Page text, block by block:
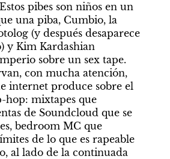
pibes son niños en un
una piba, Cumbio, la
(y después desaparece
y Kim Kardashian
sobre un sex tape.
con mucha atención,
internet produce sobre el
hop: mixtapes que
de Soundcloud que se
bedroom MC que
de lo que es rapeable
al lado de la continuada